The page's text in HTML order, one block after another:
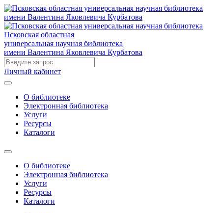
Псковская областная
универсальная научная библиотека
имени Валентина Яковлевича Курбатова
Личный кабинет
О библиотеке
Электронная библиотека
Услуги
Ресурсы
Каталоги
О библиотеке
Электронная библиотека
Услуги
Ресурсы
Каталоги